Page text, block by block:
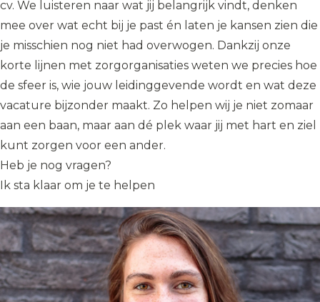
cv. We luisteren naar wat jij belangrijk vindt, denken
mee over wat echt bij je past én laten je kansen zien die
je misschien nog niet had overwogen. Dankzij onze
korte lijnen met zorgorganisaties weten we precies hoe
de sfeer is, wie jouw leidinggevende wordt en wat deze
vacature bijzonder maakt. Zo helpen wij je niet zomaar
aan een baan, maar aan dé plek waar jij met hart en ziel
kunt zorgen voor een ander.
Heb je nog vragen?
Ik sta klaar om je te helpen